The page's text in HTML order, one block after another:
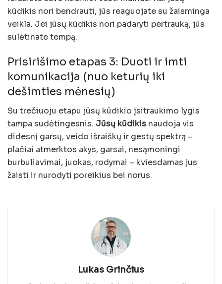
kūdikis nori bendrauti, jūs reaguojate su žaisminga
veikla. Jei jūsų kūdikis nori padaryti pertrauką, jūs
sulėtinate tempą.
Prisirišimo etapas 3: Duoti ir imti
komunikacija (nuo keturių iki
dešimties mėnesių)
Su trečiuoju etapu jūsų kūdikio įsitraukimo lygis
tampa sudėtingesnis. Jūsų kūdikis naudoja vis
didesnį garsų, veido išraiškų ir gestų spektrą –
plačiai atmerktos akys, garsai, nesąmoningi
burbuliavimai, juokas, rodymai – kviesdamas jus
žaisti ir nurodyti poreikius bei norus.
Lukas Grinčius